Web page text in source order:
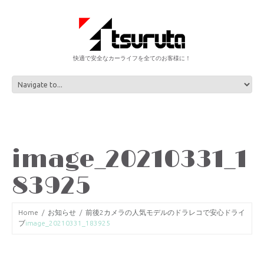
快適で安全なカーライフを全てのお客様に！
image_20210331_1
83925
Home お知らせ
前後2カメラの人気モデルのドラレコで安心ドライ
ブimage_20210331_183925